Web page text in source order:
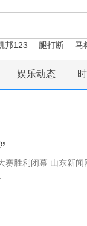
邦123 腿打断 马
娱乐动态
赛胜利闭幕 山东新闻